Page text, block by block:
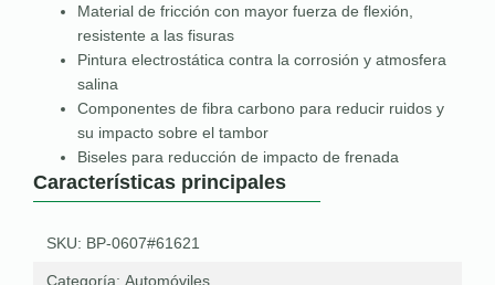
Material de fricción con mayor fuerza de flexión,
resistente a las fisuras
Pintura electrostática contra la corrosión y atmosfera
salina
Componentes de fibra carbono para reducir ruidos y
su impacto sobre el tambor
Biseles para reducción de impacto de frenada
Características principales
SKU: BP-0607#61621
Categoría: Automóviles